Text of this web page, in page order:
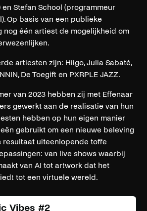
Stefan School (programmeur
Op basis van een publieke
nog één artiest de mogelijkheid om
artiesten zijn: Hiigo, Julia Sabaté,
De Toegift en PXRPLE JAZZ.
van 2023 hebben zij met Effenaar
gewerkt aan de realisatie van hun
hebben op hun eigen manier
gebruikt om een nieuwe beleving
resultaat uiteenlopende toffe
van live shows waarbij
van AI tot artwork dat het
tot een virtuele wereld.
Vibes #2